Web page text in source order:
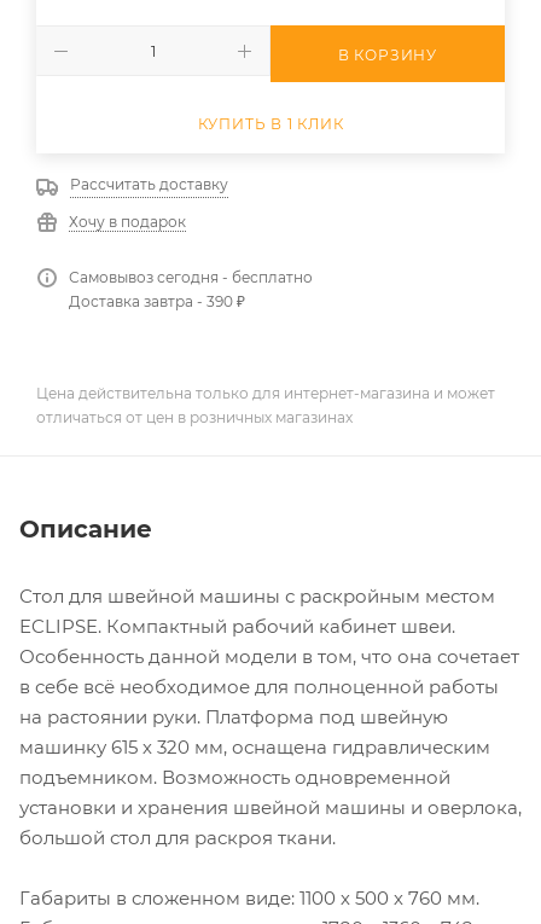
В КОРЗИНУ
КУПИТЬ В 1 КЛИК
Рассчитать доставку
Хочу в подарок
Самовывоз сегодня - бесплатно
Доставка завтра - 390 ₽
Цена действительна только для интернет-магазина и может
отличаться от цен в розничных магазинах
Описание
Стол для швейной машины с раскройным местом
ECLIPSE. Компактный рабочий кабинет швеи.
Особенность данной модели в том, что она сочетает
в себе всё необходимое для полноценной работы
на растоянии руки. Платформа под швейную
машинку 615 х 320 мм, оснащена гидравлическим
подъемником. Возможность одновременной
установки и хранения швейной машины и оверлока,
большой стол для раскроя ткани.
Габариты в сложенном виде: 1100 х 500 х 760 мм.